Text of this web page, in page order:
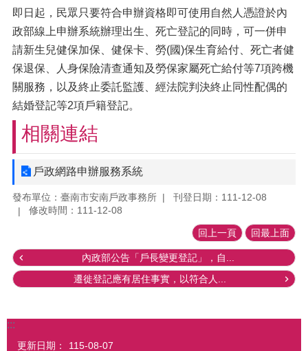
即日起，民眾只要符合申辦資格即可使用自然人憑證於內
政部線上申辦系統辦理出生、死亡登記的同時，可一併申
請新生兒健保加保、健保卡、勞(國)保生育給付、死亡者健
保退保、人身保險清查通知及勞保家屬死亡給付等7項跨機
關服務，以及終止委託監護、經法院判決終止同性配偶的
結婚登記等2項戶籍登記。
相關連結
戶政網路申辦服務系統
發布單位：臺南市安南戶政事務所
刊登日期：111-12-08
修改時間：111-12-08
回上一頁 回最上面
內政部公告「戶長變更登記」，自...
遷徙登記應有居住事實，以符合人...
:::
更新日期： 115-08-07